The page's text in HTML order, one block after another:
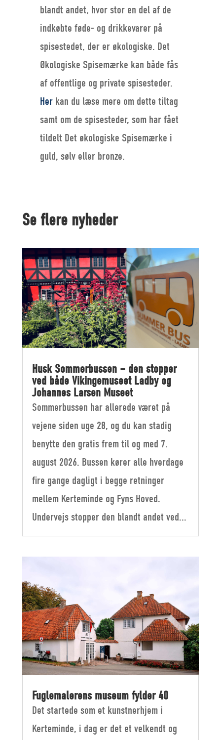
blandt andet, hvor stor en del af de
indkøbte føde- og drikkevarer på
spisestedet, der er økologiske. Det
Økologiske Spisemærke kan både fås
af offentlige og private spisesteder.
Herkan du læse mere om dette tiltag
samt om de spisesteder, som har fået
tildelt Det økologiske Spisemærke i
guld, sølv eller bronze.
Se flere nyheder
Husk Sommerbussen – den stopper
ved både Vikingemuseet Ladby og
Johannes Larsen Museet
Sommerbussen har allerede været på
vejene siden uge 28, og du kan stadig
benytte den gratis frem til og med 7.
august 2026. Bussen kører alle hverdage
fire gange dagligt i begge retninger
mellem Kerteminde og Fyns Hoved.
Undervejs stopper den blandt andet ved...
Fuglemalerens museum fylder 40
Det startede som et kunstnerhjem i
Kerteminde, i dag er det et velkendt og